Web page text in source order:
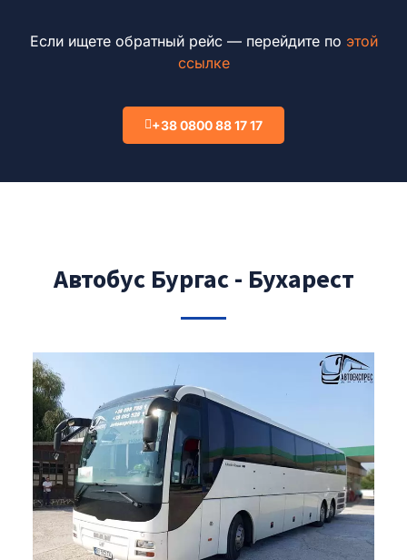
Если ищете обратный рейс — перейдите по этой
ссылке
+38 0800 88 17 17
Автобус Бургас - Бухарест